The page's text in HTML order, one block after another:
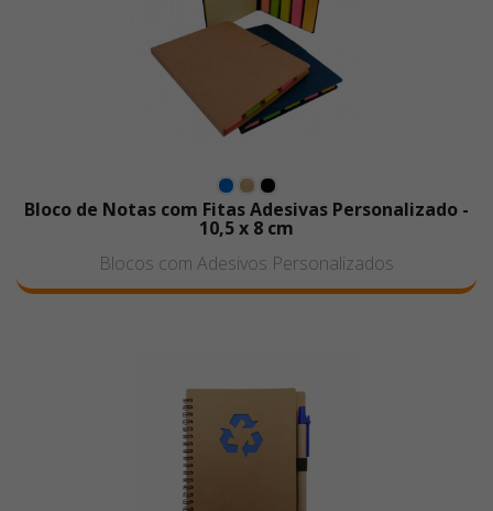
Bloco de Notas com Fitas Adesivas Personalizado -
10,5 x 8 cm
Blocos com Adesivos Personalizados